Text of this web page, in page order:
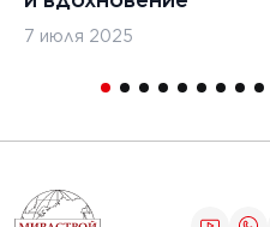
7 июля 2025